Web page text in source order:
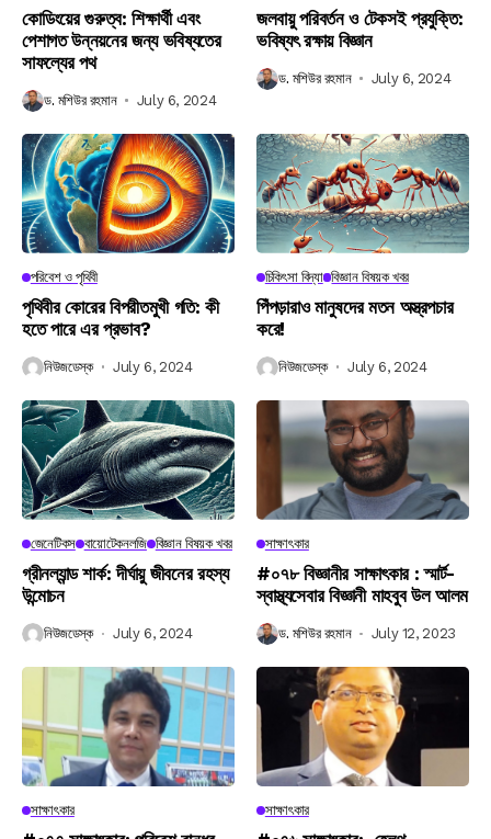
কোডিংয়ের গুরুত্ব: শিক্ষার্থী এবং
পেশাগত উন্নয়নের জন্য ভবিষ্যতের
সাফল্যের পথ
ড. মশিউর রহমান July 6, 2024
জলবায়ু পরিবর্তন ও টেকসই প্রযুক্তি:
ভবিষ্যৎ রক্ষায় বিজ্ঞান
ড. মশিউর রহমান July 6, 2024
পরিবেশ ও পৃথিবী
পৃথিবীর কোরের বিপরীতমুখী গতি: কী
হতে পারে এর প্রভাব?
নিউজডেস্ক July 6, 2024
চিকিৎসা বিদ্যা বিজ্ঞান বিষয়ক খবর
পিঁপড়ারাও মানুষদের মতন অস্ত্রপচার
করে!
নিউজডেস্ক July 6, 2024
জেনেটিকস বায়োটেকনলজি বিজ্ঞান বিষয়ক খবর
গ্রীনল্যান্ড শার্ক: দীর্ঘায়ু জীবনের রহস্য
উন্মোচন
নিউজডেস্ক July 6, 2024
সাক্ষাৎকার
#০৭৮ বিজ্ঞানীর সাক্ষাৎকার : স্মার্ট-
স্বাস্থ্যসেবার বিজ্ঞানী মাহবুব উল আলম
ড. মশিউর রহমান July 12, 2023
সাক্ষাৎকার সাক্ষাৎকার